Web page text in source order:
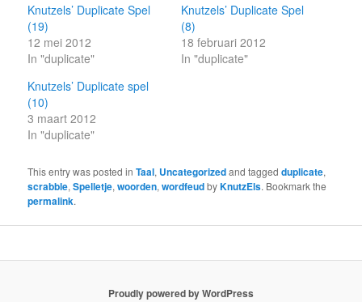
Knutzels’ Duplicate Spel
(19)
12 mei 2012
In "duplicate"
Knutzels’ Duplicate Spel
(8)
18 februari 2012
In "duplicate"
Knutzels’ Duplicate spel
(10)
3 maart 2012
In "duplicate"
This entry was posted inTaal, Uncategorizedand taggedduplicate,
scrabble,Spelletje,woorden,wordfeudbyKnutzEls. Bookmark the
permalink.
Proudly powered by WordPress